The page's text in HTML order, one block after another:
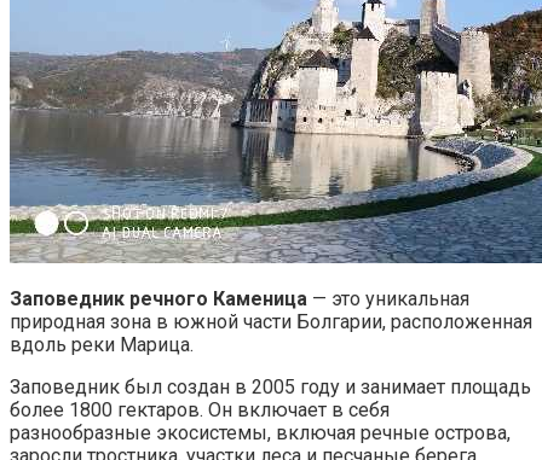
Заповедник речного Каменица — это уникальная
природная зона в южной части Болгарии, расположенная
вдоль реки Марица.
Заповедник был создан в 2005 году и занимает площадь
более 1800 гектаров. Он включает в себя
разнообразные экосистемы, включая речные острова,